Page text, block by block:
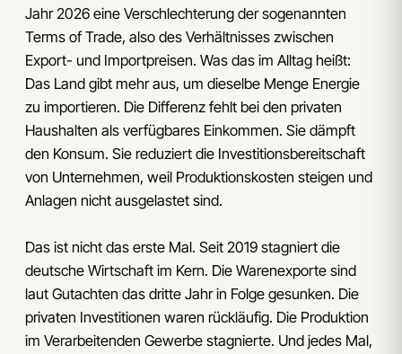
Jahr 2026 eine Verschlechterung der sogenannten
Terms of Trade, also des Verhältnisses zwischen
Export- und Importpreisen. Was das im Alltag heißt:
Das Land gibt mehr aus, um dieselbe Menge Energie
zu importieren. Die Differenz fehlt bei den privaten
Haushalten als verfügbares Einkommen. Sie dämpft
den Konsum. Sie reduziert die Investitionsbereitschaft
von Unternehmen, weil Produktionskosten steigen und
Anlagen nicht ausgelastet sind.
Das ist nicht das erste Mal. Seit 2019 stagniert die
deutsche Wirtschaft im Kern. Die Warenexporte sind
laut Gutachten das dritte Jahr in Folge gesunken. Die
privaten Investitionen waren rückläufig. Die Produktion
im Verarbeitenden Gewerbe stagnierte. Und jedes Mal,